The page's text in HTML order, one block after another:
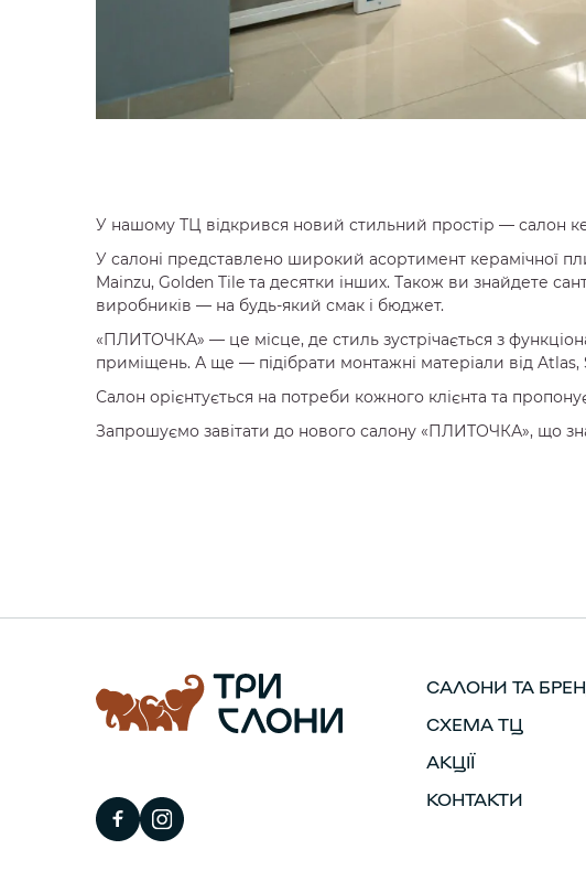
У нашому ТЦ відкрився новий стильний простір — салон
У салоні представлено широкий асортимент керамічної
Mainzu, Golden Tile та десятки інших. Також ви знайдете
виробників — на будь-який смак і бюджет.
«ПЛИТОЧКА» — це місце, де стиль зустрічається з
приміщень. А ще — підібрати монтажні матеріали від
Салон орієнтується на потреби кожного клієнта та
Запрошуємо завітати до нового салону «ПЛИТОЧКА», що
САЛОНИ ТА
СХЕМА ТЦ
АКЦІЇ
КОНТАКТИ